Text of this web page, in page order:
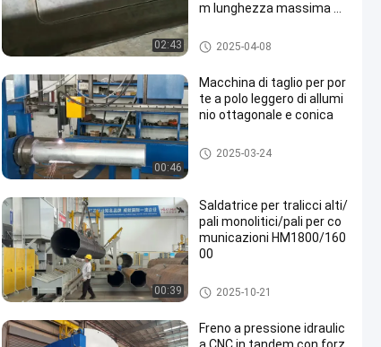
02:43
m lunghezza massima di
Tagliatrice della porta di palo l
eggero
2025-04-08
00:46
Macchina di taglio per por
te a polo leggero di allumi
nio ottagonale e conica
Tagliatrice della porta di palo l
eggero
2025-03-24
00:39
Saldatrice per tralicci alti/
pali monolitici/pali per co
municazioni HM1800/160
00
Macchina della Chiudere-Sald
atura di palo leggero
2025-10-21
Freno a pressione idraulic